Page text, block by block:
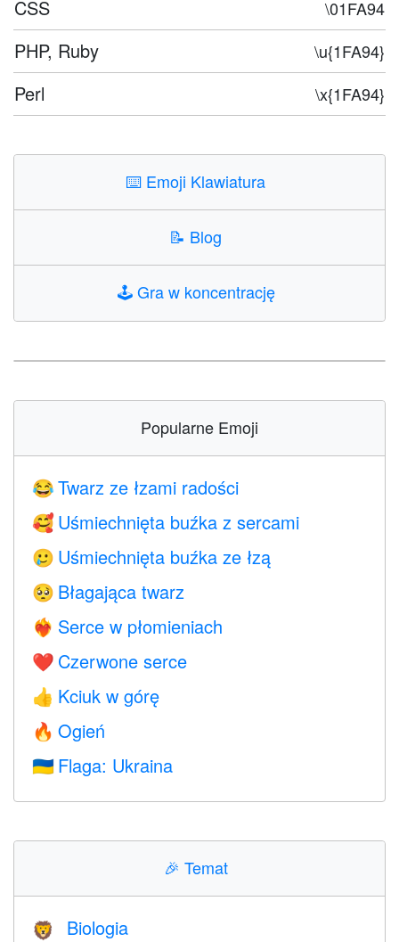
CSS \01FA94
PHP, Ruby \u{1FA94}
Perl \x{1FA94}
⌨️ Emoji Klawiatura
📝 Blog
🕹️Gra w koncentrację
Popularne Emoji
😂 Twarz ze łzami radości
🥰 Uśmiechnięta buźka z sercami
🥲 Uśmiechnięta buźka ze łzą
🥺 Błagająca twarz
❤️‍🔥 Serce w płomieniach
❤️ Czerwone serce
👍 Kciuk w górę
🔥 Ogień
🇺🇦 Flaga: Ukraina
🎉 Temat
🦁 Biologia